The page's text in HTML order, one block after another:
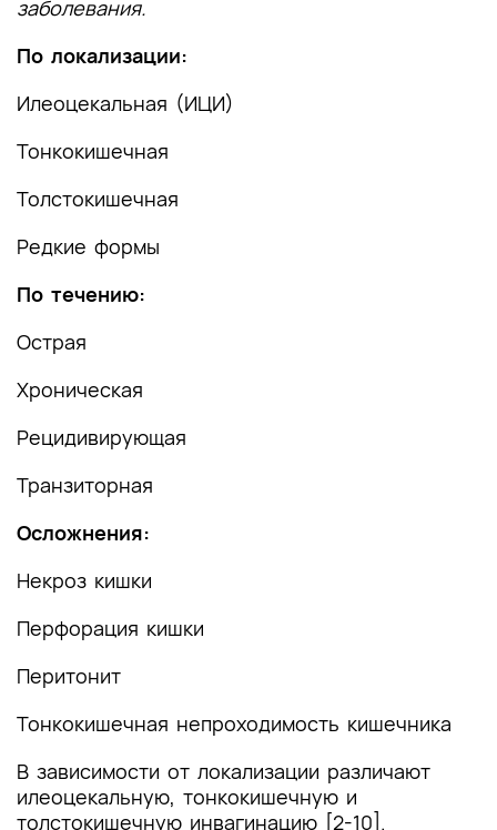
заболевания.
По локализации:
Илеоцекальная (ИЦИ)
Тонкокишечная
Толстокишечная
Редкие формы
По течению:
Острая
Хроническая
Рецидивирующая
Транзиторная
Осложнения:
Некроз кишки
Перфорация кишки
Перитонит
Тонкокишечная непроходимость кишечника
В зависимости от локализации различают
илеоцекальную, тонкокишечную и
толстокишечную инвагинацию [2-10].